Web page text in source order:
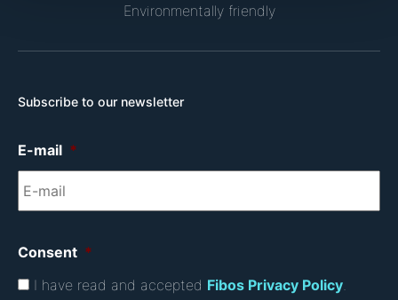
Environmentally friendly
Subscribe to our newsletter
E-mail *
Consent *
I have read and accepted Fibos Privacy Policy.